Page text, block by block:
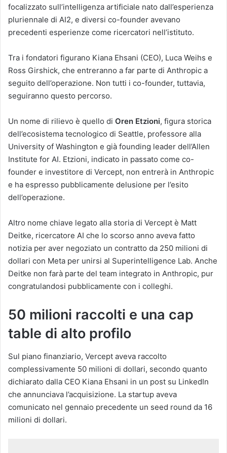
focalizzato sull’intelligenza artificiale nato dall’esperienza
pluriennale di AI2, e diversi co-founder avevano
precedenti esperienze come ricercatori nell’istituto.
Tra i fondatori figurano Kiana Ehsani (CEO), Luca Weihs e
Ross Girshick, che entreranno a far parte di Anthropic a
seguito dell’operazione. Non tutti i co-founder, tuttavia,
seguiranno questo percorso.
Un nome di rilievo è quello di Oren Etzioni, figura storica
dell’ecosistema tecnologico di Seattle, professore alla
University of Washington e già founding leader dell’Allen
Institute for AI. Etzioni, indicato in passato come co-
founder e investitore di Vercept, non entrerà in Anthropic
e ha espresso pubblicamente delusione per l’esito
dell’operazione.
Altro nome chiave legato alla storia di Vercept è Matt
Deitke, ricercatore AI che lo scorso anno aveva fatto
notizia per aver negoziato un contratto da 250 milioni di
dollari con Meta per unirsi al Superintelligence Lab. Anche
Deitke non farà parte del team integrato in Anthropic, pur
congratulandosi pubblicamente con i colleghi.
50 milioni raccolti e una cap
table di alto profilo
Sul piano finanziario, Vercept aveva raccolto
complessivamente 50 milioni di dollari, secondo quanto
dichiarato dalla CEO Kiana Ehsani in un post su LinkedIn
che annunciava l’acquisizione. La startup aveva
comunicato nel gennaio precedente un seed round da 16
milioni di dollari.